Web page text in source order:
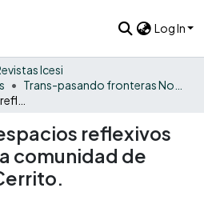
Log In
Icesi
reflexivos
comunidad de